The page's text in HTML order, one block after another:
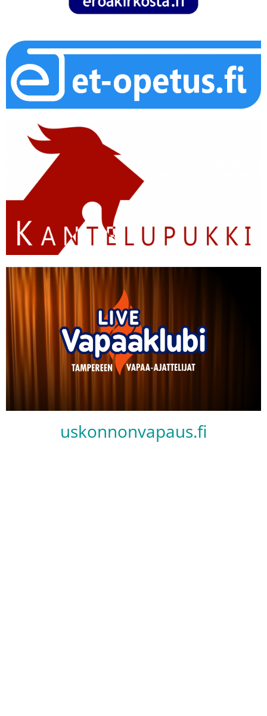
uskonnonvapaus.fi